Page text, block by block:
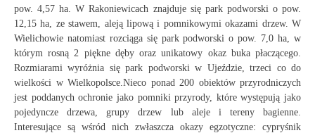
pow. 4,57 ha. W Rakoniewicach znajduje się park podworski o pow.
12,15 ha, ze stawem, aleją lipową i pomnikowymi okazami drzew. W
Wielichowie natomiast rozciąga się park podworski o pow. 7,0 ha, w
którym rosną 2 piękne dęby oraz unikatowy okaz buka płaczącego.
Rozmiarami wyróżnia się park podworski w Ujeździe, trzeci co do
wielkości w Wielkopolsce.Nieco ponad 200 obiektów przyrodniczych
jest poddanych ochronie jako pomniki przyrody, które występują jako
pojedyncze drzewa, grupy drzew lub aleje i tereny bagienne.
Interesujące są wśród nich zwłaszcza okazy egzotyczne: cypryśnik